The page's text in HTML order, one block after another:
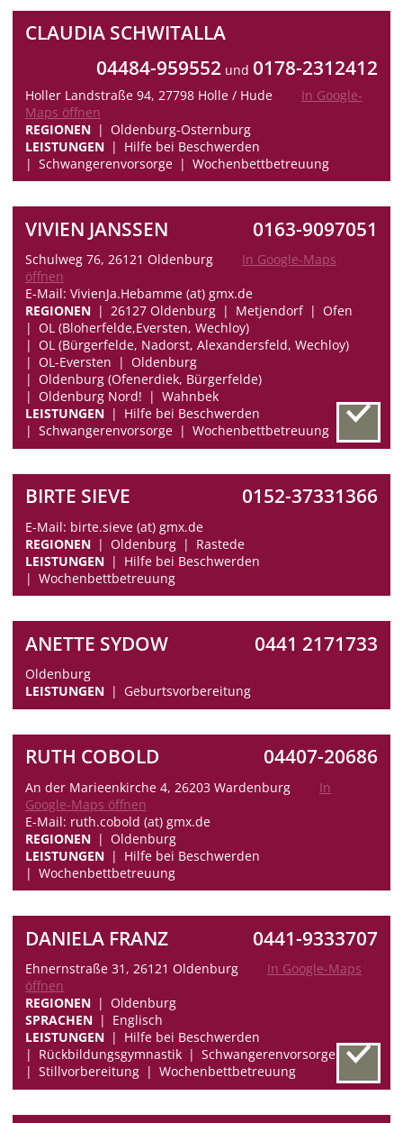
CLAUDIA SCHWITALLA
04484-959552 und 0178-2312412
Holler Landstraße 94, 27798 Holle / Hude
In Google-
Maps öffnen
REGIONEN
Oldenburg-Osternburg
LEISTUNGEN
Hilfe bei Beschwerden
Schwangerenvorsorge
Wochenbettbetreuung
VIVIEN JANSSEN 0163-9097051
Schulweg 76, 26121 Oldenburg
In Google-Maps
öffnen
E-Mail: VivienJa.Hebamme (at) gmx.de
REGIONEN
26127 Oldenburg Metjendorf
Ofen
OL (Bloherfelde,Eversten, Wechloy)
OL (Bürgerfelde, Nadorst, Alexandersfeld, Wechloy)
OL-Eversten
Oldenburg
Oldenburg (Ofenerdiek, Bürgerfelde)
Oldenburg Nord!
Wahnbek
LEISTUNGEN
Hilfe bei Beschwerden
Schwangerenvorsorge
Wochenbettbetreuung
BIRTE SIEVE 0152-37331366
E-Mail: birte.sieve (at) gmx.de
REGIONEN
Oldenburg
Rastede
LEISTUNGEN
Hilfe bei Beschwerden
Wochenbettbetreuung
ANETTE SYDOW 0441 2171733
Oldenburg
LEISTUNGEN
Geburtsvorbereitung
RUTH COBOLD 04407-20686
An der Marieenkirche 4, 26203 Wardenburg
In
Google-Maps öffnen
E-Mail: ruth.cobold (at) gmx.de
REGIONEN
Oldenburg
LEISTUNGEN
Hilfe bei Beschwerden
Wochenbettbetreuung
DANIELA FRANZ 0441-9333707
Ehnernstraße 31, 26121 Oldenburg
In Google-Maps
öffnen
REGIONEN
Oldenburg
SPRACHEN
Englisch
LEISTUNGEN
Hilfe bei Beschwerden
Rückbildungsgymnastik
Schwangerenvorsorge
Stillvorbereitung
Wochenbettbetreuung